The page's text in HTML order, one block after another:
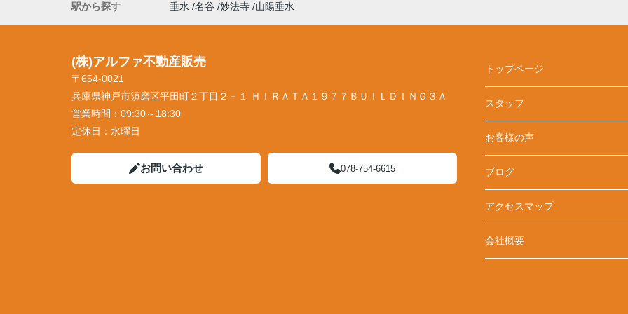
駅から探す
垂水 名谷 妙法寺 山陽垂水
(株)アルファ不動産販売
〒654-0021
兵庫県神戸市須磨区平田町２丁目２－１ ＨＩＲＡＴＡ１９７７ＢＵＩＬＤＩＮＧ３Ａ
営業時間： 09:30～18:30
定休日： 水曜日
お問い合わせ 078-754-6615
トップページ
スタッフ
お客様の声
ブログ
アクセスマップ
会社概要